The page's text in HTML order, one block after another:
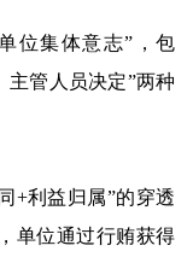
位集体意志”，包
主管人员决定”两种
+利益归属”的穿透
单位通过行贿获得